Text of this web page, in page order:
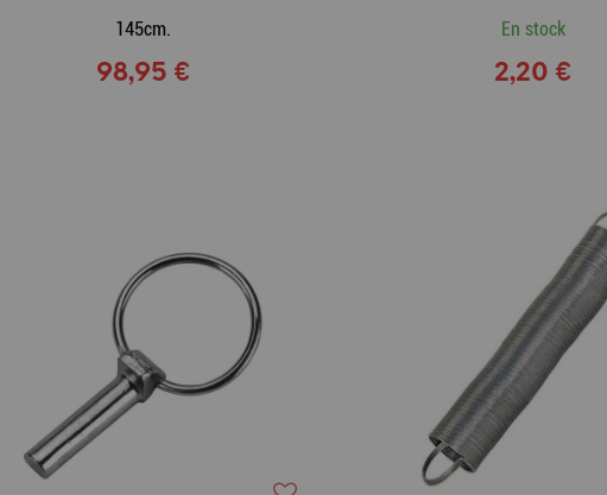
145cm.
98,95 €
En stock
2,20 €